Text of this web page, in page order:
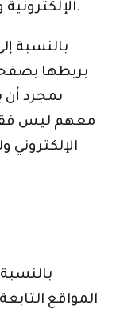
الإلكترونية والبيانات الصحفية ومقاطع الفيديو.
بالنسبة
بربطها
بمجرد
معهم ليس فقط
الإلكتروني
المواقع